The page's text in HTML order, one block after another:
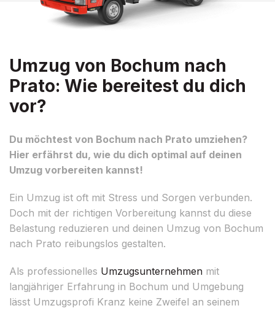
Umzug von Bochum nach
Prato: Wie bereitest du dich
vor?
Du möchtest von Bochum nach Prato umziehen?
Hier erfährst du, wie du dich optimal auf deinen
Umzug vorbereiten kannst!
Ein Umzug ist oft mit Stress und Sorgen verbunden.
Doch mit der richtigen Vorbereitung kannst du diese
Belastung reduzieren und deinen Umzug von Bochum
nach Prato reibungslos gestalten.
Als professionelles Umzugsunternehmen mit
langjähriger Erfahrung in Bochum und Umgebung
lässt Umzugsprofi Kranz keine Zweifel an seinem